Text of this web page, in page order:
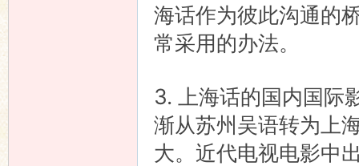
海话作为彼此沟通的
常采用的办法。
3. 上海话的国内国际
渐从苏州吴语转为上
大。近代电视电影中